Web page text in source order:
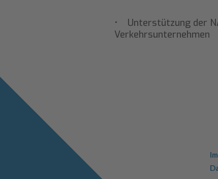
• Unterstützung der
Verkehrsunternehmen